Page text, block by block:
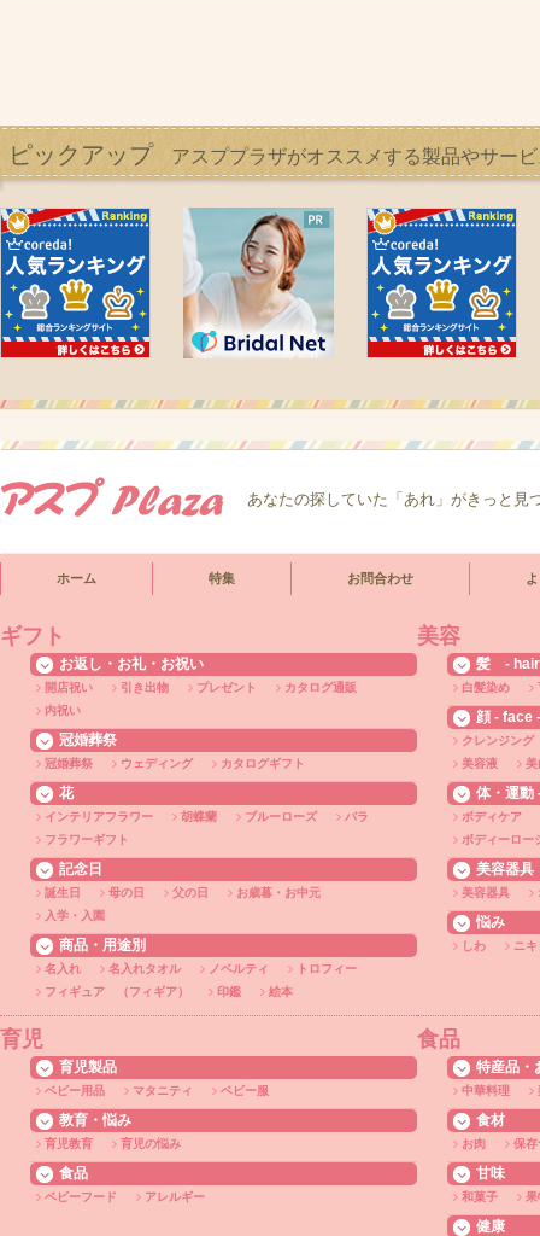
ピックアップ アスププラザがオススメする製品やサー
あなたの探していた「あれ」がきっと見
ホーム 特集 お問合わせ
ギフト
お返し・お礼・お祝い
開店祝い 引き出物 プレゼント
カタログ通販
内祝い
冠婚葬祭
冠婚葬祭 ウェディング カタログギフト
花
インテリアフラワー 胡蝶蘭 ブルーローズ
バラ
フラワーギフト
記念日
誕生日 母の日 父の日
お歳暮・お中元
入学・入園
商品・用途別
名入れ 名入れタオル ノベルティ
トロフィー
フィギュア （フィギア）
印鑑 絵本
美容
髪 -
白髪染め
顔 - face -
クレンジング
美容液
美
体・運動
ボディケア
ボディーロー
美容器具
美容器具
悩み
しわ ニ
育児
育児製品
ベビー用品 マタニティ ベビー服
教育・悩み
育児教育 育児の悩み
食品
ベビーフード アレルギー
食品
特産品・
中華料理
食材
お肉 保存
甘味
和菓子 果
健康